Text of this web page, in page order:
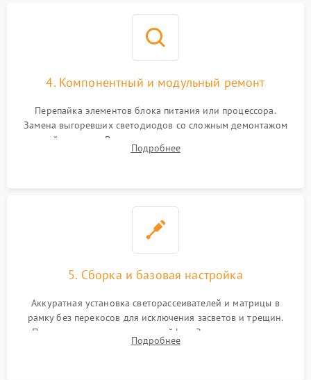
4. Компонентный и модульный ремонт
Перепайка элементов блока питания или процессора.
Замена выгоревших светодиодов со сложным демонтажом
хрупкой матрицы. Восстановление поврежденных дорожек,
прошивка микросхем памяти EEPROM
Подробнее
5. Сборка и базовая настройка
Аккуратная установка светорассеивателей и матрицы в
рамку без перекосов для исключения засветов и трещин.
Подключение внутренних шлейфов. Закрытие корпуса.
Сброс настроек и обновление программного обеспечения.
Подробнее